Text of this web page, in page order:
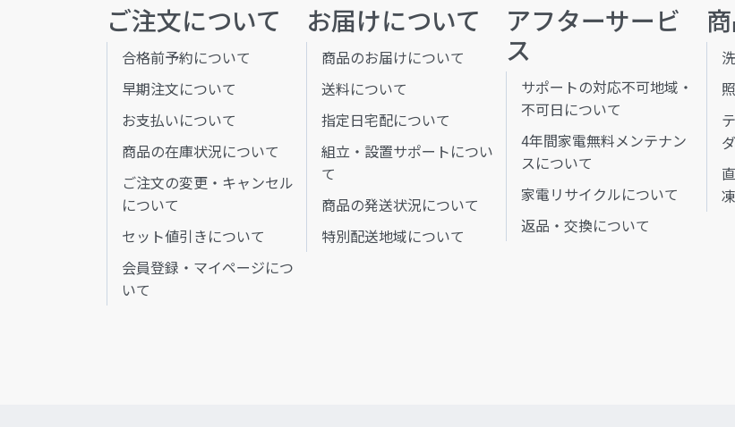
ご注文について
合格前予約について
早期注文について
お支払いについて
商品の在庫状況について
ご注文の変更・キャンセル
について
セット値引きについて
会員登録・マイページにつ
いて
お届けについて
商品のお届けについて
送料について
指定日宅配について
組立・設置サポートについ
て
商品の発送状況について
特別配送地域について
アフターサービ
ス
サポートの対応不可地域・
不可日について
4年間家電無料メンテナン
スについて
家電リサイクルについて
返品・交換について